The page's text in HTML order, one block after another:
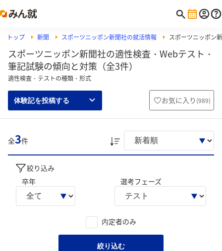
トップ 新聞 スポーツニッポン新聞社の就活情報 スポーツニッポン
スポーツニッポン新聞社の適性検査・Webテスト・
筆記試験の傾向と対策（全3件）
適性検査・テストの種類・形式
体験記を投稿する お気に入り (989)
全3件
絞り込み
卒年
選考フェーズ
内定者のみ
絞り込む